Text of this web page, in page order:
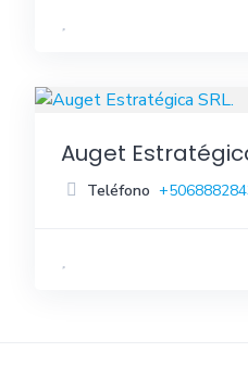
Auget
Teléfono